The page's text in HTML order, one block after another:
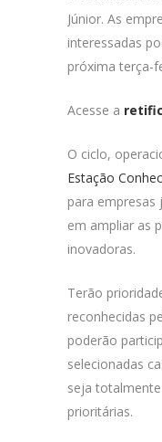
Júnior. As
interessadas
próxima terça-
Acesse a
O ciclo,
Estação
para empresas
em ampliar as
inovadoras.
Terão
reconhecidas
poderão
selecionadas
seja
prioritárias.